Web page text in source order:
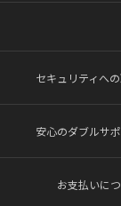
セキュリティへ
安心のダブルサ
お支払いに